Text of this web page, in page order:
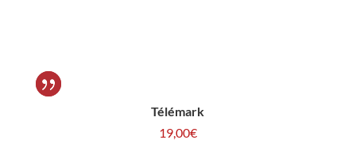
Télémark
19,00€